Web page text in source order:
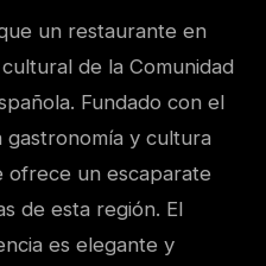
un restaurante en
de la Comunidad
Fundado con el
y cultura
ofrece un escaparate
de esta región. El
es elegante y